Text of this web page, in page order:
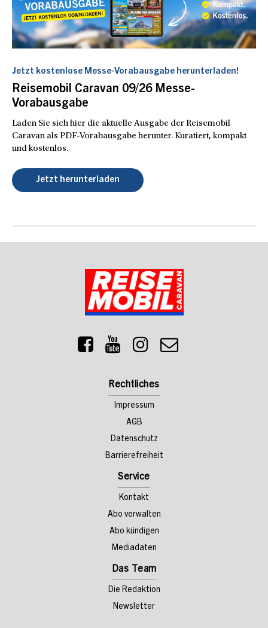
Jetzt kostenlose Messe-Vorabausgabe herunterladen!
Reisemobil Caravan 09/26 Messe-
Vorabausgabe
Laden Sie sich hier die aktuelle Ausgabe der Reisemobil
Caravan als PDF-Vorabausgabe herunter. Kuratiert, kompakt
und kostenlos.
Jetzt herunterladen
Rechtliches
Impressum
AGB
Datenschutz
Barrierefreiheit
Service
Kontakt
Abo verwalten
Abo kündigen
Mediadaten
Das Team
Die Redaktion
Newsletter